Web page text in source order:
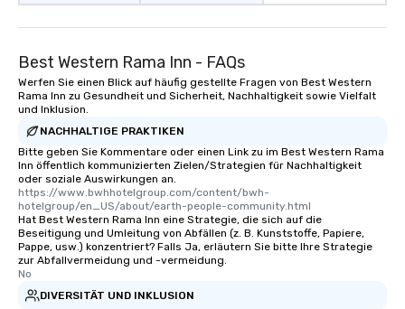
Best Western Rama Inn - FAQs
Werfen Sie einen Blick auf häufig gestellte Fragen von Best Western
Rama Inn zu Gesundheit und Sicherheit, Nachhaltigkeit sowie Vielfalt
und Inklusion.
NACHHALTIGE PRAKTIKEN
Bitte geben Sie Kommentare oder einen Link zu im Best Western Rama
Inn öffentlich kommunizierten Zielen/Strategien für Nachhaltigkeit
oder soziale Auswirkungen an.
https://www.bwhhotelgroup.com/content/bwh-
hotelgroup/en_US/about/earth-people-community.html
Hat Best Western Rama Inn eine Strategie, die sich auf die
Beseitigung und Umleitung von Abfällen (z. B. Kunststoffe, Papiere,
Pappe, usw.) konzentriert? Falls Ja, erläutern Sie bitte Ihre Strategie
zur Abfallvermeidung und -vermeidung.
No
DIVERSITÄT UND INKLUSION